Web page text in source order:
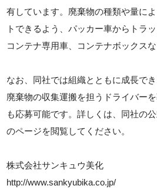
有しています。廃棄物の種類や量に
トできるよう、パッカー車からトラ
コンテナ専用車、コンテナボックス
なお、同社では組織とともに成長で
廃棄物の収集運搬を担うドライバー
も応募可能です。詳しくは、同社の
のページを閲覧してください。
株式会社サンキュウ美化
http://www.sankyubika.co.jp/